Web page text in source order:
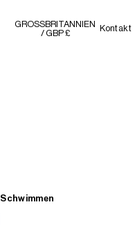
Schwimmen
GROSSBRITANNIEN
/ GBP £
Kontakt